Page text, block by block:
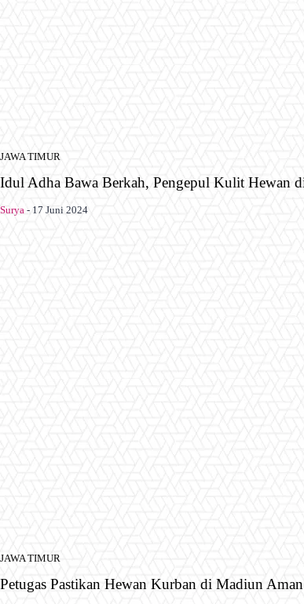
JAWA TIMUR
Idul Adha Bawa Berkah, Pengepul Kulit Hewan
Surya - 17 Juni 2024
JAWA TIMUR
Petugas Pastikan Hewan Kurban di Madiun